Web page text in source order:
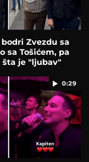
Zvezdu sa
sa Tošićem, pa
šta je "ljubav"
0:29